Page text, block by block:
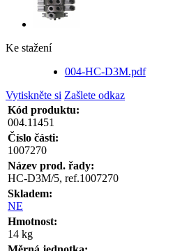
Ke stažení
004-HC-D3M.pdf
Vytiskněte si Zašlete odkaz
Kód produktu:
004.11451
Číslo části:
1007270
Název prod. řady:
HC-D3M/5, ref.1007270
Skladem:
NE
Hmotnost:
14 kg